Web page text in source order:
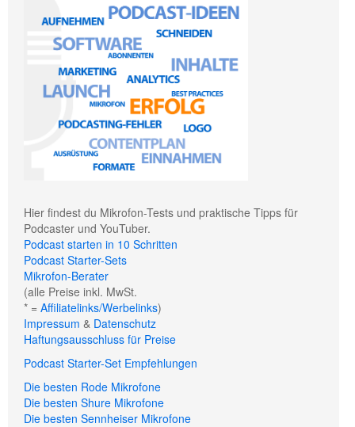
Hier findest du Mikrofon-Tests und praktische Tipps für
Podcaster und YouTuber.
Podcast starten in 10 Schritten
Podcast Starter-Sets
Mikrofon-Berater
(alle Preise inkl. MwSt.
* = Affiliatelinks/Werbelinks)
Impressum & Datenschutz
Haftungsausschluss für Preise
Podcast Starter-Set Empfehlungen
Die besten Rode Mikrofone
Die besten Shure Mikrofone
Die besten Sennheiser Mikrofone